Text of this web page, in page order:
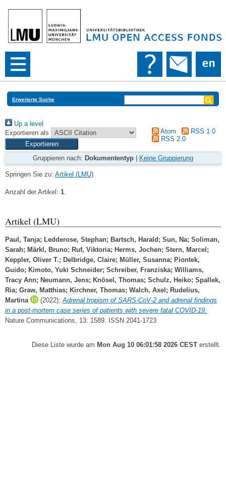
Erweiterte Suche
Up a level
Exportieren als
Atom
RSS 1.0
RSS 2.0
Gruppieren nach: Dokumententyp Keine Gruppierung
Springen Sie zu: Artikel (LMU)
Anzahl der Artikel: 1.
Artikel (LMU)
Paul, Tanja; Ledderose, Stephan; Bartsch, Harald ; Sun, Na; Soliman,
Sarah; Märkl, Bruno; Ruf, Viktoria; Herms, Jochen; Stern, Marcel ;
Keppler, Oliver T.; Delbridge, Claire; Müller, Susanna; Piontek,
Guido; Kimoto, Yuki Schneider; Schreiber, Franziska; Williams,
Tracy Ann; Neumann, Jens; Knösel, Thomas; Schulz, Heiko; Spallek,
Ria; Graw, Matthias; Kirchner, Thomas; Walch, Axel ; Rudelius,
Martina
(2022):Adrenal tropism of SARS-CoV-2 and adrenal findings
in a post-mortem case series of patients with severe fatal COVID-19.
Nature Communications, 13: 1589. ISSN 2041-1723
Diese Liste wurde am Mon Aug 10 06:01:58 2026 CEST erstellt.